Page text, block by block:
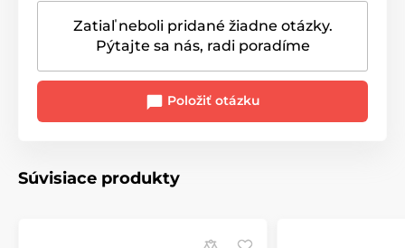
Zatiaľ neboli pridané žiadne otázky.
Pýtajte sa nás, radi poradíme
Položiť otázku
Súvisiace produkty